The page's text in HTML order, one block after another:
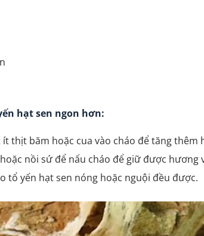
hạt sen ngon hơn:
thịt băm hoặc cua vào cháo để tăng thêm
nồi sứ để nấu cháo để giữ được hương
tổ yến hạt sen nóng hoặc nguội đều được.